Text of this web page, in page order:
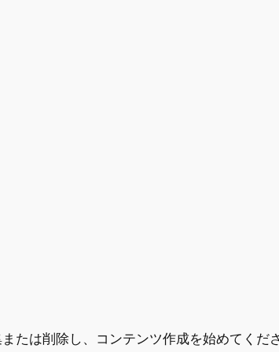
たは削除し、コンテンツ作成を始めてくださ